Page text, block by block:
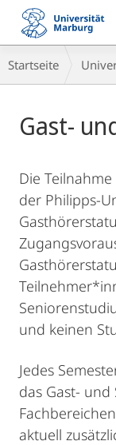
Mobile-
Navigation
Breadcrumb-
Navigation
Startseite
Gast-
Die
der Philipps-
und keinen
Jedes
das Gast-
aktuell